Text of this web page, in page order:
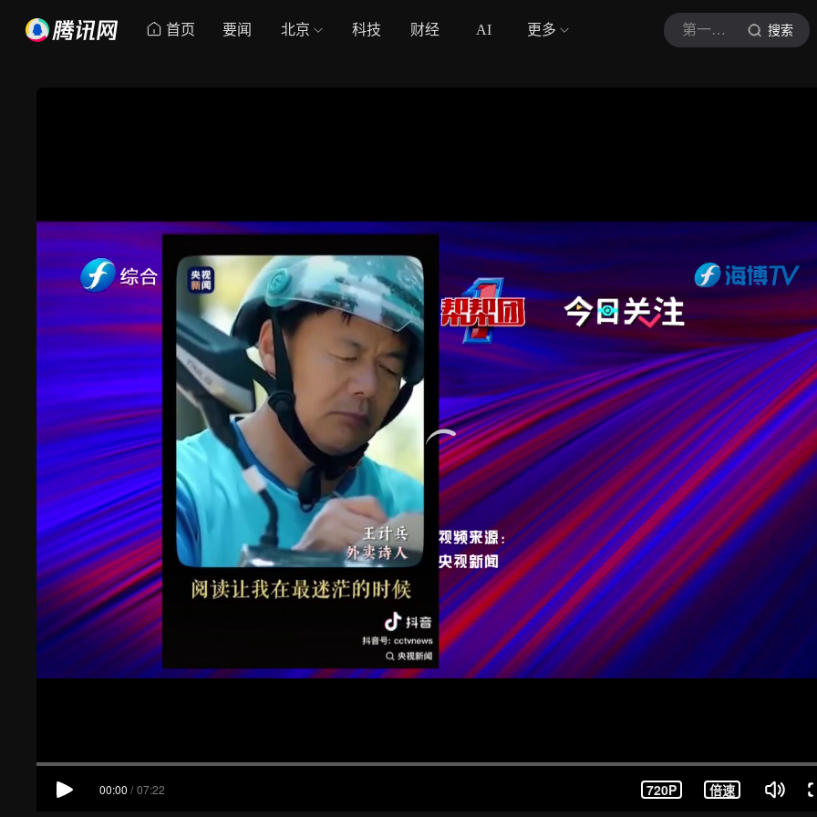
首页 要闻 北京 科技 财经 AI 更多 第一帮帮团 搜索
00:00 / 07:22 720P 倍速